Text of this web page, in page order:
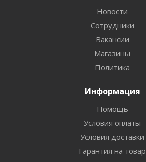
Новости
Сотрудники
Вакансии
Магазины
Политика
Информация
Помощь
Условия оплаты
Условия доставки
Гарантия на товар